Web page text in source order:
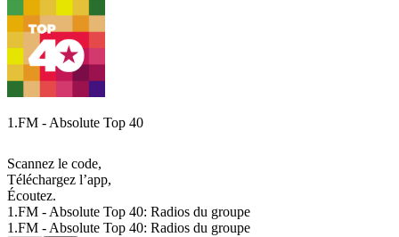
1.FM - Absolute Top 40
Scannez le code,
Téléchargez l’app,
Écoutez.
1.FM - Absolute Top 40: Radios du groupe
1.FM - Absolute Top 40: Radios du groupe